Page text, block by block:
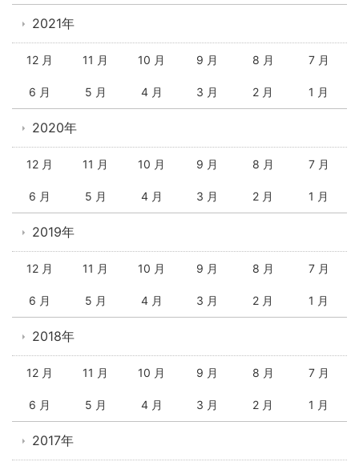
2021年
12 月 11 月 10 月 9 月 8 月 7 月
6 月 5 月 4 月 3 月 2 月 1 月
2020年
12 月 11 月 10 月 9 月 8 月 7 月
6 月 5 月 4 月 3 月 2 月 1 月
2019年
12 月 11 月 10 月 9 月 8 月 7 月
6 月 5 月 4 月 3 月 2 月 1 月
2018年
12 月 11 月 10 月 9 月 8 月 7 月
6 月 5 月 4 月 3 月 2 月 1 月
2017年